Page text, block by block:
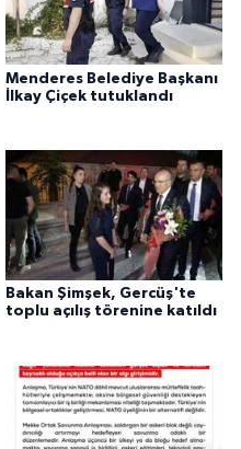
Menderes Belediye Başkanı
İlkay Çiçek tutuklandı
Bakan Şimşek, Gercüş'te
toplu açılış törenine katıldı